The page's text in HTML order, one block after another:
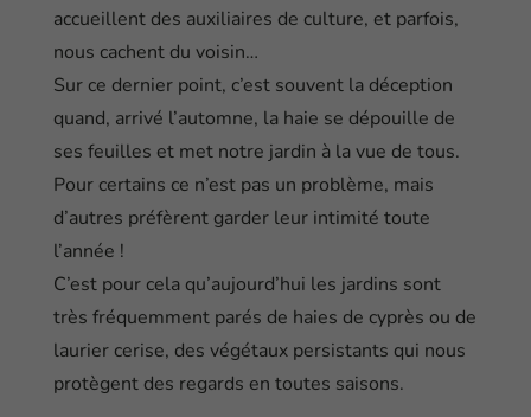
accueillent des auxiliaires de culture, et parfois,
nous cachent du voisin…
Sur ce dernier point, c’est souvent la déception
quand, arrivé l’automne, la haie se dépouille de
ses feuilles et met notre jardin à la vue de tous.
Pour certains ce n’est pas un problème, mais
d’autres préfèrent garder leur intimité toute
l’année !
C’est pour cela qu’aujourd’hui les jardins sont
très fréquemment parés de haies de cyprès ou de
laurier cerise, des végétaux persistants qui nous
protègent des regards en toutes saisons.